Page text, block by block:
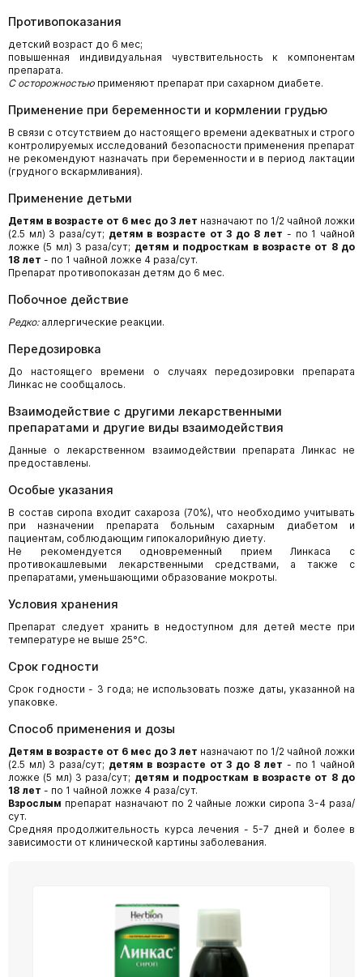
Противопоказания
детский возраст до 6 мес;
повышенная индивидуальная чувствительность к компонентам
препарата.
С осторожностью применяют препарат при сахарном диабете.
Применение при беременности и кормлении грудью
В связи с отсутствием до настоящего времени адекватных и строго
контролируемых исследований безопасности применения препарат
не рекомендуют назначать при беременности и в период лактации
(грудного вскармливания).
Применение детьми
Детям в возрасте от 6 мес до 3 лет назначают по 1/2 чайной ложки
(2.5 мл) 3 раза/сут; детям в возрасте от 3 до 8 лет - по 1 чайной
ложке (5 мл) 3 раза/сут; детям и подросткам в возрасте от 8 до
18 лет - по 1 чайной ложке 4 раза/сут.
Препарат противопоказан детям до 6 мес.
Побочное действие
Редко:аллергические реакции.
Передозировка
До настоящего времени о случаях передозировки препарата
Линкас не сообщалось.
Взаимодействие с другими лекарственными
препаратами и другие виды взаимодействия
Данные о лекарственном взаимодействии препарата Линкас не
предоставлены.
Особые указания
В состав сиропа входит сахароза (70%), что необходимо учитывать
при назначении препарата больным сахарным диабетом и
пациентам, соблюдающим гипокалорийную диету.
Не рекомендуется одновременный прием Линкаса с
противокашлевыми лекарственными средствами, а также с
препаратами, уменьшающими образование мокроты.
Условия хранения
Препарат следует хранить в недоступном для детей месте при
температуре не выше 25°C.
Срок годности
Срок годности - 3 года; не использовать позже даты, указанной на
упаковке.
Способ применения и дозы
Детям в возрасте от 6 мес до 3 лет назначают по 1/2 чайной ложки
(2.5 мл) 3 раза/сут; детям в возрасте от 3 до 8 лет - по 1 чайной
ложке (5 мл) 3 раза/сут; детям и подросткам в возрасте от 8 до
18 лет - по 1 чайной ложке 4 раза/сут.
Взрослым препарат назначают по 2 чайные ложки сиропа 3-4 раза/
сут.
Средняя продолжительность курса лечения - 5-7 дней и более в
зависимости от клинической картины заболевания.